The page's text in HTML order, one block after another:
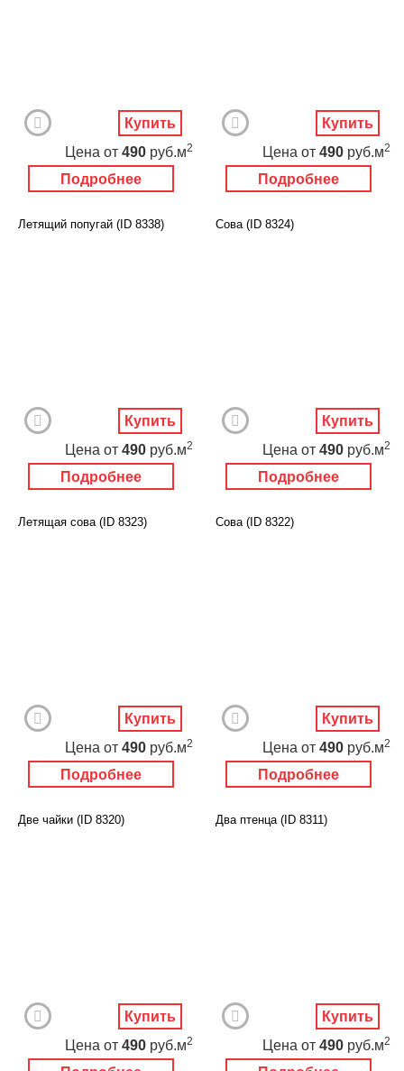
Подробнее
Цена от 490 руб.м2
Купить
Подробнее
Цена от 490 руб.м2
Купить
Летящий попугай (ID 8338)
Подробнее
Цена от 490 руб.м2
Купить
Сова (ID 8324)
Подробнее
Цена от 490 руб.м2
Купить
Летящая сова (ID 8323)
Подробнее
Цена от 490 руб.м2
Купить
Сова (ID 8322)
Подробнее
Цена от 490 руб.м2
Купить
Две чайки (ID 8320)
Цена от 490 руб.м2
Купить
Два птенца (ID 8311)
Цена от 490 руб.м2
Купить